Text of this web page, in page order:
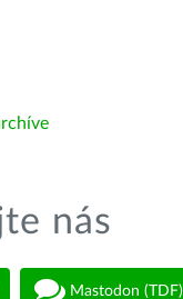
nás
Mastodon (TDF)